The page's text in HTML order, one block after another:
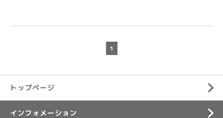
1
トップページ
インフォメーション